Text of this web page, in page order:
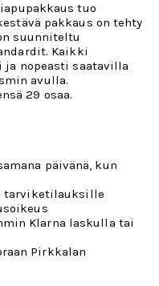
tuo
pakkaus on tehty
suunniteltu
Kaikki
nopeasti saatavilla
avulla.
29 osaa.
päivänä, kun
tarviketilauksille
Klarna laskulla tai
Pirkkalan